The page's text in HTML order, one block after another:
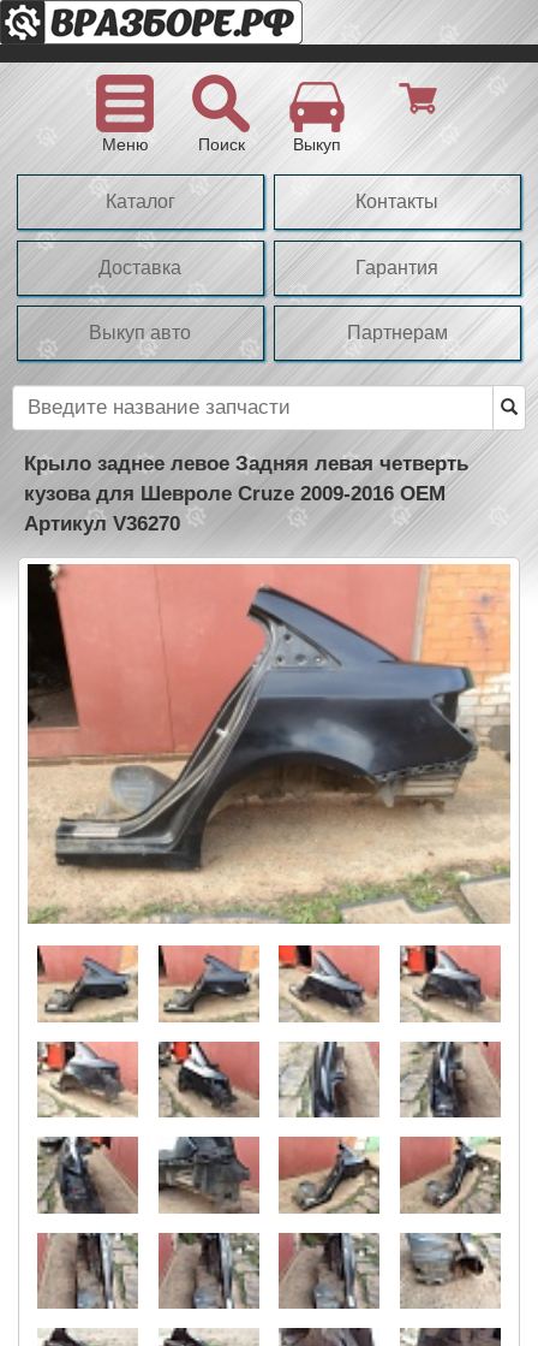
Меню Поиск Выкуп
Каталог Контакты
Доставка Гарантия
Выкуп авто Партнерам
Крыло заднее левое Задняя левая четверть
кузова для Шевроле Cruze 2009-2016 OEM
Артикул V36270